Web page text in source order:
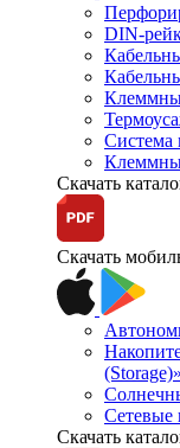
DIN-
Скачать
Скачать
(Storage)»
Сетевые
Скачать